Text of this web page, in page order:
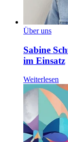
Über uns
Sabine
im Einsatz
Weiterlesen